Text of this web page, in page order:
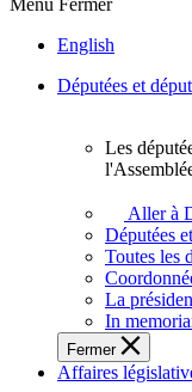
Menu Fermer
English
Députées et
députés
vous
représentent
sein
de
l'Assemblée
législative
Les
Aller à
Députées
Toutes les
La
In
Fermer
Affaires